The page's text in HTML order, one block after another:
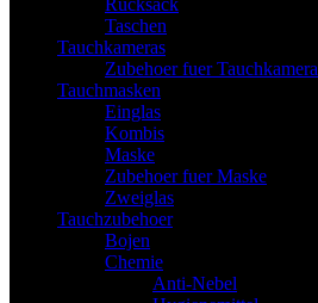
Rucksack
Taschen
Tauchkameras
Zubehoer fuer Tauchkamera
Tauchmasken
Einglas
Kombis
Maske
Zubehoer fuer Maske
Zweiglas
Tauchzubehoer
Bojen
Chemie
Anti-Nebel